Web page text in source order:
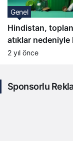
Genel
Hindistan,
atıklar nedeniyle
plastik kirliliği
2 yıl önce
Sponsorlu